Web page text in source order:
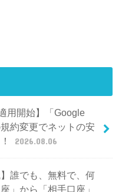
用開始】「Google
約変更でネットの安
2026.08.06
】誰でも、無料で、何
」から「相手口座」